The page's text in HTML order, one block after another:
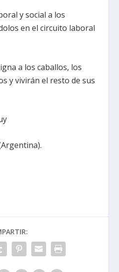
y social a los
en el circuito laboral
a los caballos, los
y vivirán el resto de sus